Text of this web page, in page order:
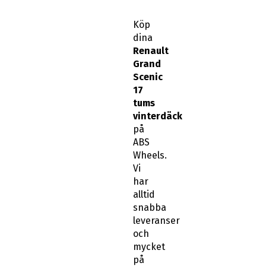
Köp
dina
Renault
Grand
Scenic
17
tums
vinterdäck
på
ABS
Wheels.
Vi
har
alltid
snabba
leveranser
och
mycket
på